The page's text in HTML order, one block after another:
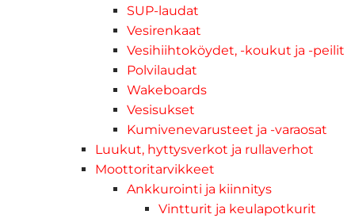
SUP-laudat
Vesirenkaat
Vesihiihtoköydet, -koukut ja -peilit
Polvilaudat
Wakeboards
Vesisukset
Kumivenevarusteet ja -varaosat
Luukut, hyttysverkot ja rullaverhot
Moottoritarvikkeet
Ankkurointi ja kiinnitys
Vintturit ja keulapotkurit